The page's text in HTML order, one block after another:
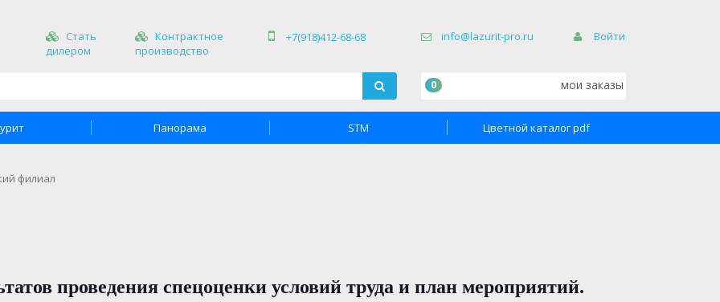
Стать
дилером
Контрактное
производство
+7(918)412-68-68 info@lazurit-pro.ru Войти
мои заказы
0
Панорама STM Цветной каталог pdf
филиал
проведения спецоценки условий труда и план мероприятий.